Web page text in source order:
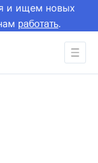
и ищем новых
работать.